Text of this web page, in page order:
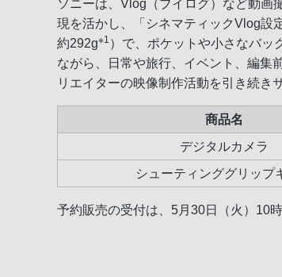
ソニーは、Vlog（ブイログ）など動画
現を活かし、「シネマティックVlog設
約292g※1 ）で、ポケットや小さなバッ
ながら、日常や旅行、イベント、編集
リエイターの映像制作活動を引き続き
商品名
デジタルカメラ
シューティンググリップ
予約販売の受付は、5月30日（火）10